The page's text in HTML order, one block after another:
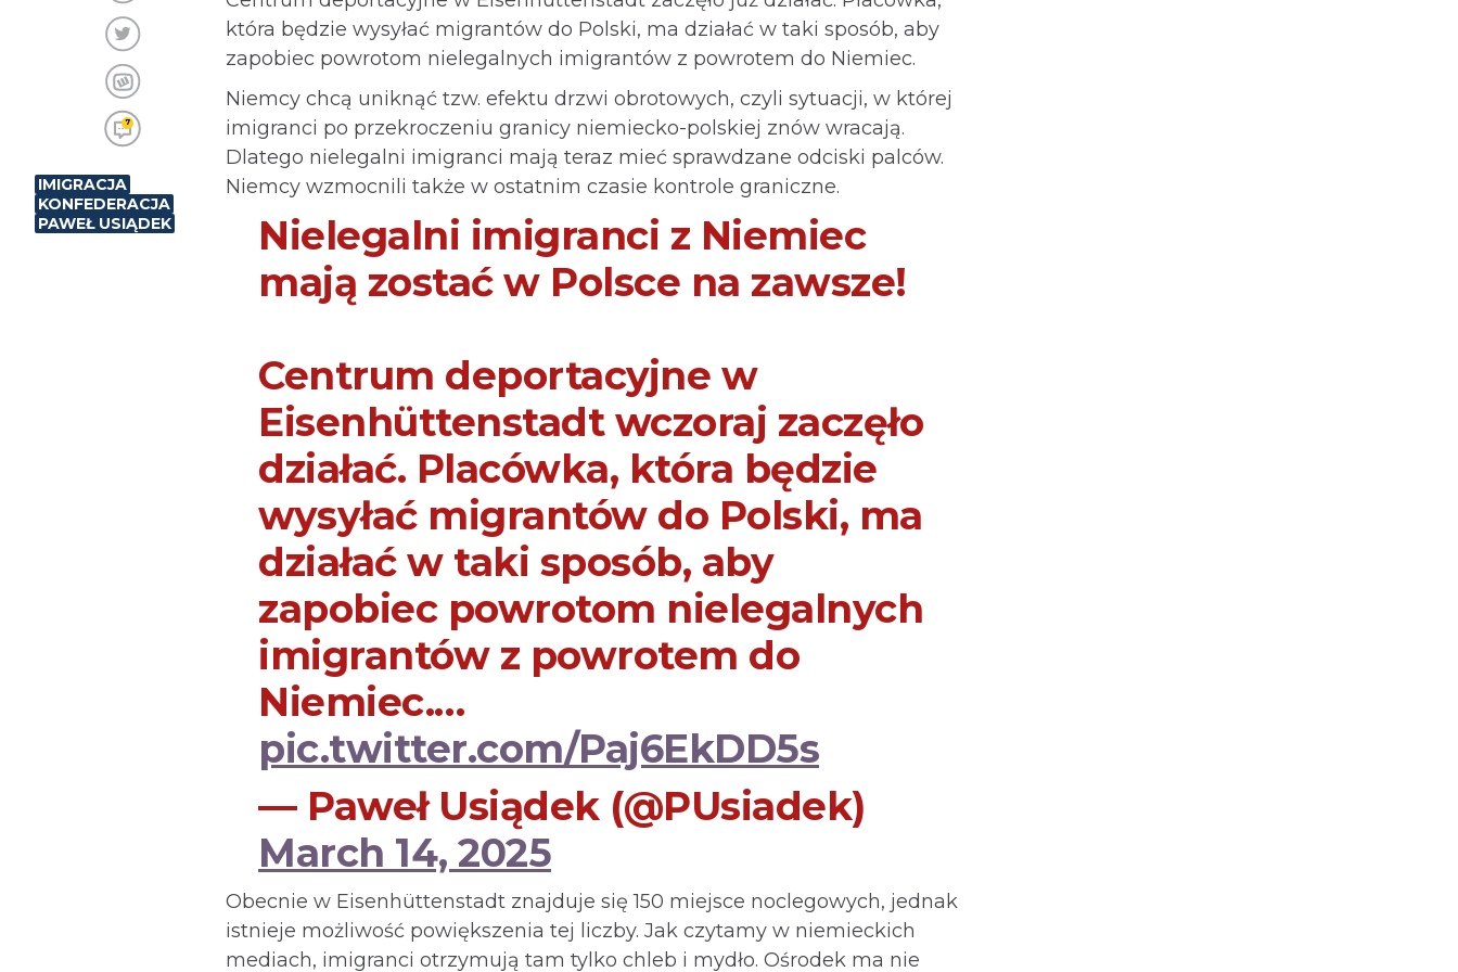
7
IMIGRACJA
KONFEDERACJA
PAWEŁ USIĄDEK
która będzie wysyłać migrantów do Polski, ma działać w taki sposób, aby
zapobiec powrotom nielegalnych imigrantów z powrotem do Niemiec.
Niemcy chcą uniknąć tzw. efektu drzwi obrotowych, czyli sytuacji, w której
imigranci po przekroczeniu granicy niemiecko-polskiej znów wracają.
Dlatego nielegalni imigranci mają teraz mieć sprawdzane odciski palców.
Niemcy wzmocnili także w ostatnim czasie kontrole graniczne.
Nielegalni imigranci z Niemiec
mają zostać w Polsce na zawsze!
Centrum deportacyjne w
Eisenhüttenstadt wczoraj zaczęło
działać. Placówka, która będzie
wysyłać migrantów do Polski, ma
działać w taki sposób, aby
zapobiec powrotom nielegalnych
imigrantów z powrotem do
Niemiec.…
pic.twitter.com/Paj6EkDD5s
— Paweł Usiądek (@PUsiadek)
March 14, 2025
Obecnie w Eisenhüttenstadt znajduje się 150 miejsce noclegowych, jednak
istnieje możliwość powiększenia tej liczby. Jak czytamy w niemieckich
mediach, imigranci otrzymują tam tylko chleb i mydło. Ośrodek ma nie